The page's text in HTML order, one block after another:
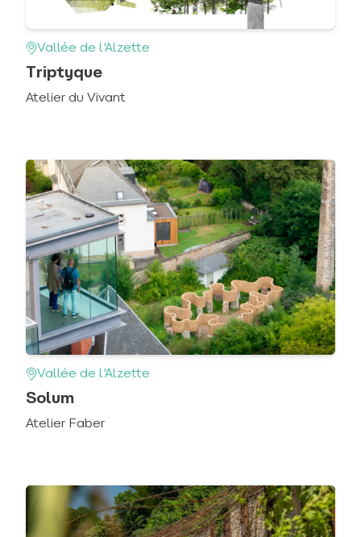
Vallée de l'Alzette
Triptyque
Atelier du Vivant
Vallée de l'Alzette
Solum
Atelier Faber